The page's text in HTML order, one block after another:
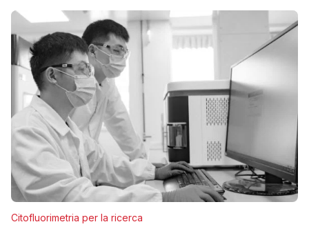
Citofluorimetria per la ricerca